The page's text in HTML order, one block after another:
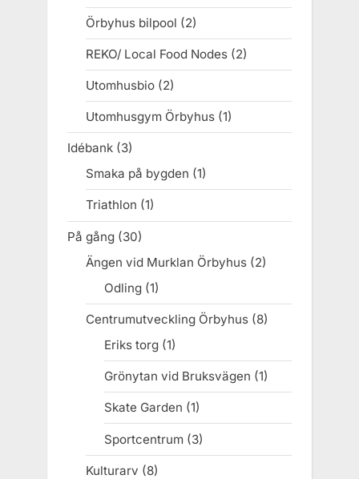
Örbyhus bilpool (2)
REKO/ Local Food Nodes(2)
Utomhusbio(2)
Utomhusgym Örbyhus(1)
Idébank (3)
Smaka på bygden (1)
Triathlon (1)
På gång (30)
Ängen vid Murklan Örbyhus(2)
Odling(1)
Centrumutveckling Örbyhus(8)
Eriks torg(1)
Grönytan vid Bruksvägen (1)
Skate Garden (1)
Sportcentrum(3)
Kulturarv (8)